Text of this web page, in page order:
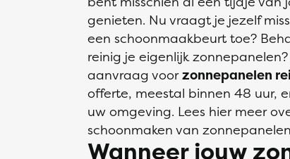
genieten. Nu vraagt je jezelf
een schoonmaakbeurt toe?
reinig je eigenlijk
aanvraag voorzonnepanelen
offerte, meestal binnen 48 uur,
uw omgeving. Lees hier meer
schoonmaken van
Wanneer jouw